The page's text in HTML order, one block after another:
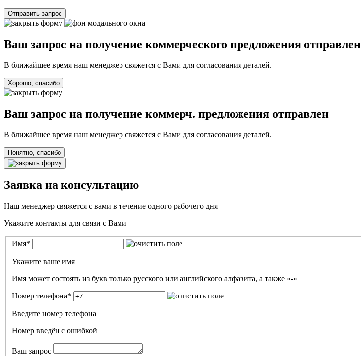
Отправить запрос
Ваш запрос на получение коммерческого предложения отправлен
В ближайшее время наш менеджер свяжется с Вами для согласования деталей.
Хорошо, спасибо
Ваш запрос на получение коммерч. предложения отправлен
В ближайшее время наш менеджер свяжется с Вами для согласования деталей.
Понятно, спасибо
Заявка на консультацию
Наш менеджер свяжется с вами в течение одного рабочего дня
Укажите контакты для связи с Вами
Имя*
Укажите ваше имя
Имя может состоять из букв только русского или английского алфавита, а также «-»
Номер телефона*
Введите номер телефона
Номер введён c ошибкой
Ваш запрос